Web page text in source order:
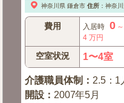
神奈川県 鎌倉市 住所： 神奈
費用 入居時 0～
4 万円
空室状況 1〜4室
介護職員体制 ： 2.5：1
開設 ： 2007年5月